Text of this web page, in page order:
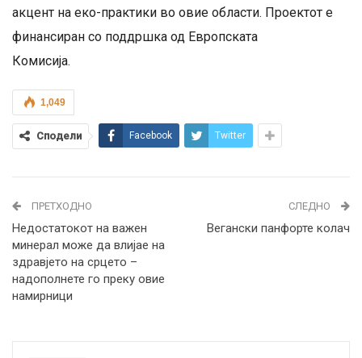
акцент на еко-практики во овие области. Проектот е
финансиран со поддршка од Европската
Комисија.
1,049
Сподели Facebook Twitter
ПРЕТХОДНО
Недостатокот на важен
минерал може да влијае на
здравјето на срцето –
надополнете го преку овие
намирници
СЛЕДНО
Вегански панфорте колач